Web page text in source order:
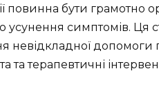
повинна бути грамотно
симптомів. Ця
невідкладної
та терапевтичні